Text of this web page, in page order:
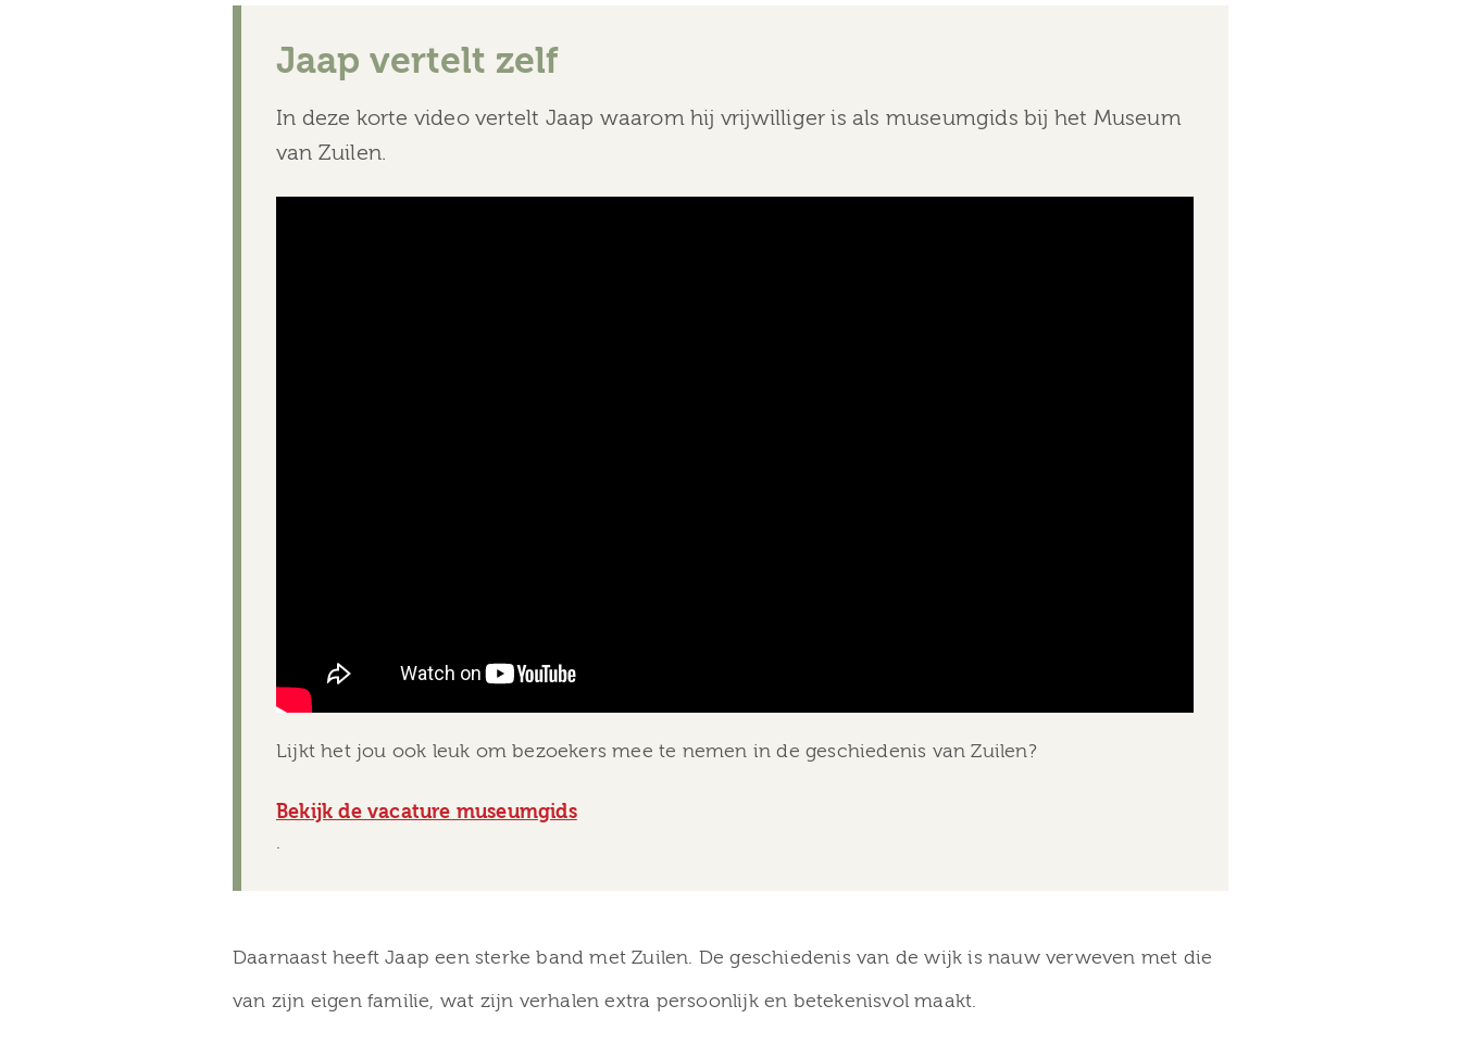
Jaap vertelt zelf
In deze korte video vertelt Jaap waarom hij vrijwilliger is als museumgids bij het Museum
van Zuilen.
Lijkt het jou ook leuk om bezoekers mee te nemen in de geschiedenis van Zuilen?
Bekijk de vacature museumgids
.
Daarnaast heeft Jaap een sterke band met Zuilen. De geschiedenis van de wijk is nauw verweven met die
van zijn eigen familie, wat zijn verhalen extra persoonlijk en betekenisvol maakt.